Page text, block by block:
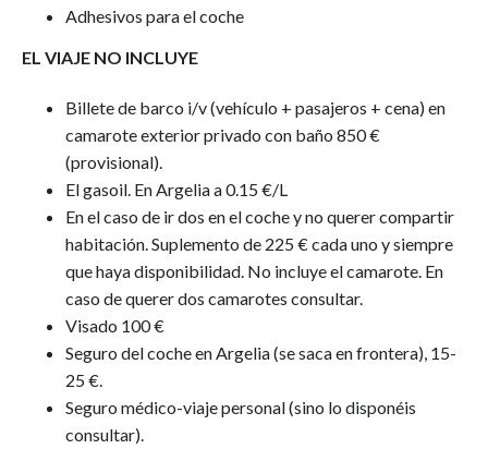
Adhesivos para el coche
EL VIAJE NO INCLUYE
Billete de barco i/v (vehículo + pasajeros + cena) en
camarote exterior privado con baño 850 €
(provisional).
El gasoil. En Argelia a 0.15 €/L
En el caso de ir dos en el coche y no querer compartir
habitación. Suplemento de 225 € cada uno y siempre
que haya disponibilidad. No incluye el camarote. En
caso de querer dos camarotes consultar.
Visado 100 €
Seguro del coche en Argelia (se saca en frontera), 15-
25 €.
Seguro médico-viaje personal (sino lo disponéis
consultar).